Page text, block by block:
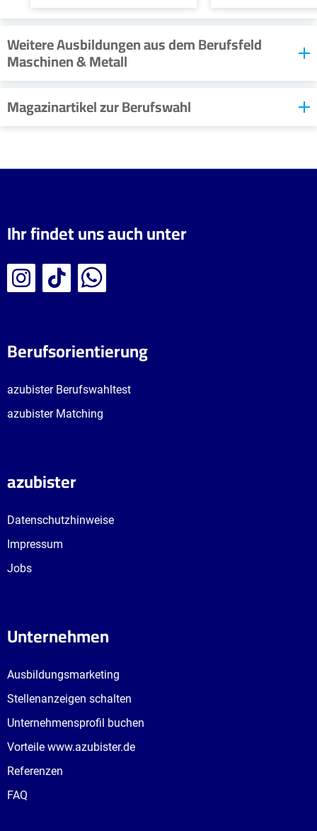
Weitere Ausbildungen aus dem Berufsfeld
Maschinen & Metall
Anlagenführer/in
Magazinartikel zur Berufswahl
– Wo ist das Gehalt
größer? Was verspricht
mehr Erfolg nach dem
zur Ausbildung finden
Ihr findet uns auch unter
Berufsorientierung
azubister Berufswahltest
azubister Matching
azubister
Datenschutzhinweise
Impressum
Jobs
Unternehmen
Ausbildungsmarketing
Stellenanzeigen schalten
Unternehmensprofil buchen
Vorteile www.azubister.de
Referenzen
FAQ